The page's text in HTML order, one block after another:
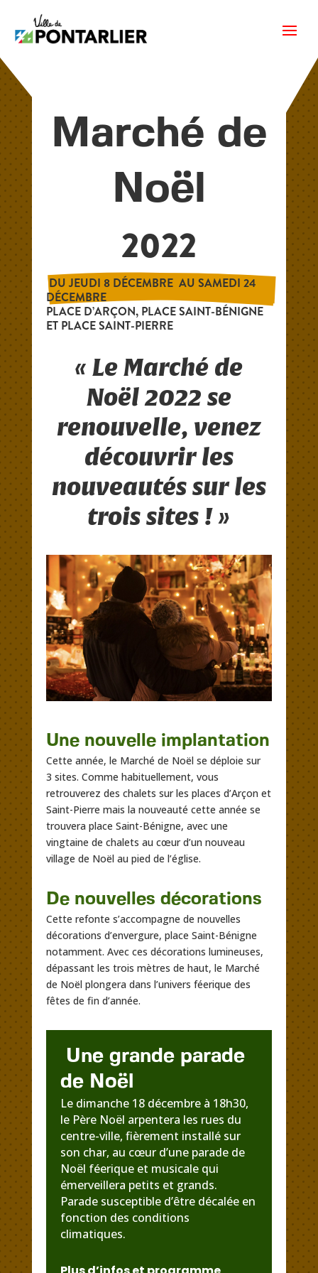
Marché de
Noël
2022
DU JEUDI 8 DÉCEMBRE  AU SAMEDI 24
DÉCEMBRE
PLACE D’ARÇON, PLACE SAINT-BÉNIGNE
ET PLACE SAINT-PIERRE
« Le Marché de
Noël 2022 se
renouvelle, venez
découvrir les
nouveautés sur les
trois sites ! »
Une nouvelle implantation
Cette année, le Marché de Noël se déploie sur
3 sites. Comme habituellement, vous
retrouverez des chalets sur les places d’Arçon et
Saint-Pierre mais la nouveauté cette année se
trouvera place Saint-Bénigne, avec une
vingtaine de chalets au cœur d’un nouveau
village de Noël au pied de l’église.
De nouvelles décorations
Cette refonte s’accompagne de nouvelles
décorations d’envergure, place Saint-Bénigne
notamment. Avec ces décorations lumineuses,
dépassant les trois mètres de haut, le Marché
de Noël plongera dans l’univers féerique des
fêtes de fin d’année.
Une grande parade
de Noël
Le dimanche 18 décembre à 18h30,
le Père Noël arpentera les rues du
centre-ville, fièrement installé sur
son char, au cœur d’une parade de
Noël féerique et musicale qui
émerveillera petits et grands.
Parade susceptible d’être décalée en
fonction des conditions
climatiques.